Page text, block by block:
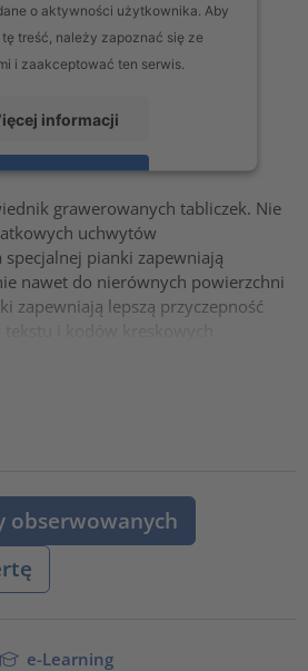
o aktywności użytkownika. Aby
treść, należy zapoznać się ze
i zaakceptować ten serwis.
informacji
Zaakceptuj
Consent Management Platform
grawerowanych tabliczek. Nie
uchwytów
pianki zapewniają
nawet do nierównych powierzchni
zapewniają lepszą przyczepność
obserwowanych
e-Learning